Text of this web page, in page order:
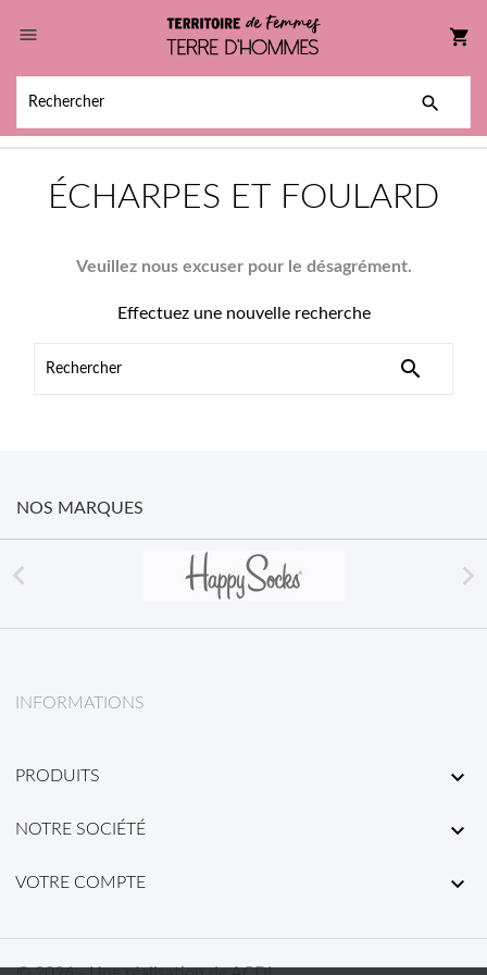
 shopping_cart

ÉCHARPES ET FOULARD
Veuillez nous excuser pour le désagrément.
Effectuez une nouvelle recherche

NOS MARQUES
 
INFORMATIONS
PRODUITS 
NOTRE SOCIÉTÉ 
VOTRE COMPTE 